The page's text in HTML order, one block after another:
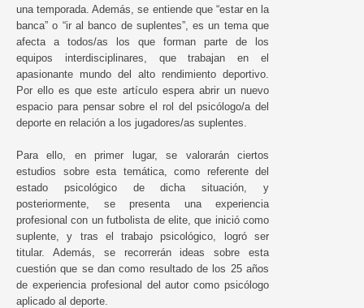
una temporada. Además, se entiende que “estar en la
banca” o “ir al banco de suplentes”, es un tema que
afecta a todos/as los que forman parte de los
equipos interdisciplinares, que trabajan en el
apasionante mundo del alto rendimiento deportivo.
Por ello es que este artículo espera abrir un nuevo
espacio para pensar sobre el rol del psicólogo/a del
deporte en relación a los jugadores/as suplentes.
Para ello, en primer lugar, se valorarán ciertos
estudios sobre esta temática, como referente del
estado psicológico de dicha situación, y
posteriormente, se presenta una experiencia
profesional con un futbolista de elite, que inició como
suplente, y tras el trabajo psicológico, logró ser
titular. Además, se recorrerán ideas sobre esta
cuestión que se dan como resultado de los 25 años
de experiencia profesional del autor como psicólogo
aplicado al deporte.